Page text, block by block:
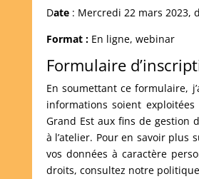
Date: Mercredi 22 mars 2023,
Format :En ligne, webinar
Formulaire
En soumettant ce formulaire,
informations soient exploitées
Grand Est aux fins de gestion
à l’atelier. Pour en savoir plus
vos données à caractère
droits, consultez notre politique